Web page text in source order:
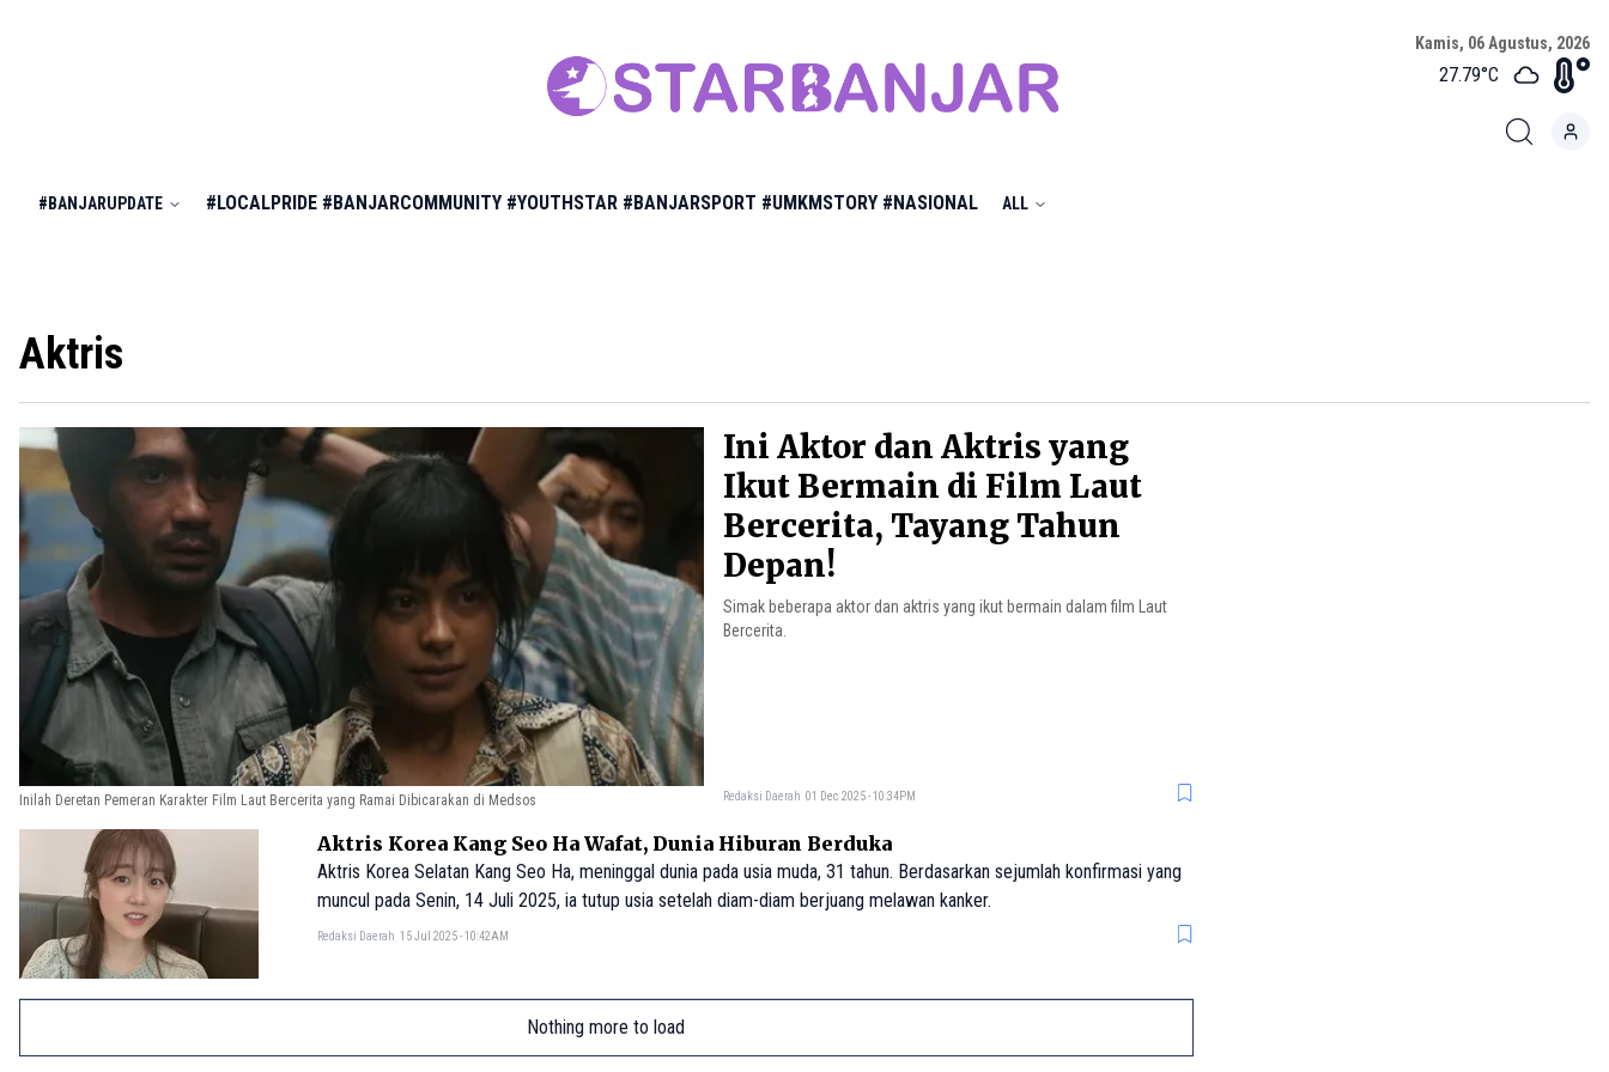
Kamis, 06 Agustus, 2026
27.79°C
#BANJARUPDATE #LOCALPRIDE #BANJARCOMMUNITY #YOUTHSTAR #BANJARSPORT #UMKMSTORY #NASIONAL ALL
Aktris
Ini Aktor dan Aktris yang
Ikut Bermain di Film Laut
Bercerita, Tayang Tahun
Depan!
Simak beberapa aktor dan aktris yang ikut bermain dalam film Laut
Bercerita.
Redaksi Daerah 01 Dec 2025 - 10:34PM
Inilah Deretan Pemeran Karakter Film Laut Bercerita yang Ramai Dibicarakan di Medsos
Aktris Korea Kang Seo Ha Wafat, Dunia Hiburan Berduka
Aktris Korea Selatan Kang Seo Ha, meninggal dunia pada usia muda, 31 tahun. Berdasarkan sejumlah konfirmasi yang
muncul pada Senin, 14 Juli 2025, ia tutup usia setelah diam-diam berjuang melawan kanker.
Redaksi Daerah 15 Jul 2025 - 10:42AM
Nothing more to load